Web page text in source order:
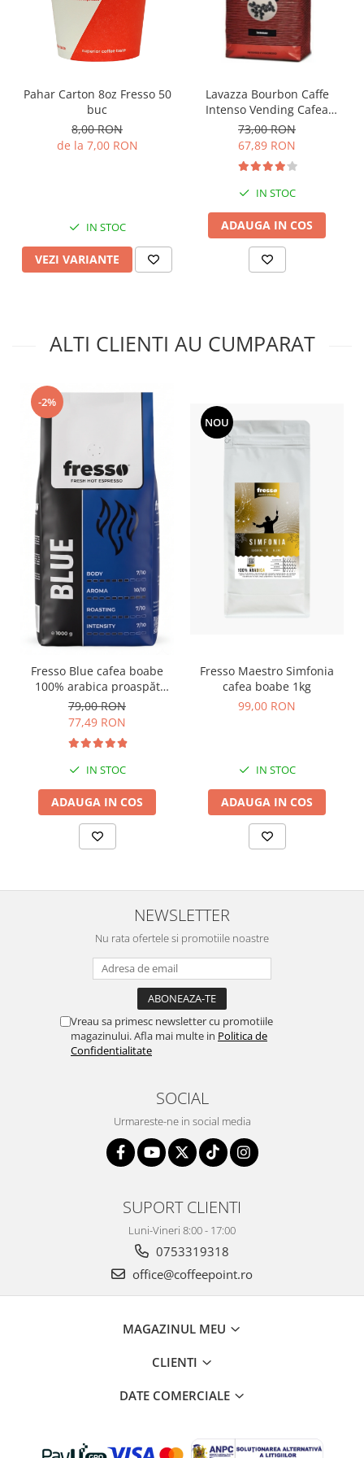
Pahar Carton 8oz Fresso 50
buc
8,00 RON
de la 7,00 RON
IN STOC
VEZI VARIANTE
Lavazza Bourbon Caffe
Intenso Vending Cafea
Boabe 1 Kg
73,00 RON
67,89 RON
IN STOC
ADAUGA IN COS
ALTI CLIENTI AU CUMPARAT
-2%
Fresso Blue cafea boabe
100% arabica proaspăt
prăjită vending 1kg
79,00 RON
77,49 RON
IN STOC
ADAUGA IN COS
NOU
Fresso Maestro Simfonia
cafea boabe 1kg
99,00 RON
IN STOC
ADAUGA IN COS
NEWSLETTER
Nu rata ofertele si promotiile noastre
Vreau sa primesc newsletter cu promotiile
magazinului. Afla mai multe in Politica de
Confidentialitate
SOCIAL
Urmareste-ne in social media
SUPORT CLIENTI
Luni-Vineri 8:00 - 17:00
0753319318
office@coffeepoint.ro
MAGAZINUL MEU
CLIENTI
DATE COMERCIALE